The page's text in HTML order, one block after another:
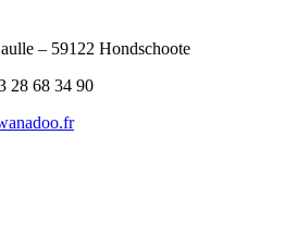
– 59122 Hondschoote
28 68 34 90